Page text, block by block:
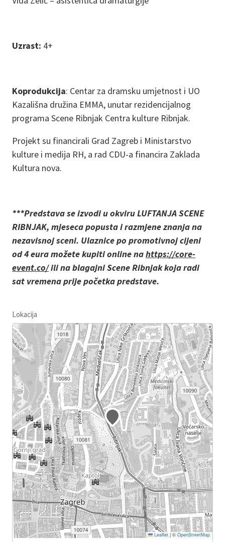
Uzrast: 4+
Koprodukcija: Centar za dramsku umjetnost i UO
Kazališna družina EMMA, unutar rezidencijalnog
programa Scene Ribnjak Centra kulture Ribnjak.
Projekt su financirali Grad Zagreb i Ministarstvo
kulture i medija RH, a rad CDU-a financira Zaklada
Kultura nova.
***Predstava se izvodi u okviru LUFTANJA SCENE
RIBNJAK, mjeseca popusta i razmjene znanja na
nezavisnoj sceni. Ulaznice po promotivnoj cijeni
od 4 eura možete kupiti online nahttps://core-
event.co/ili na blagajni Scene Ribnjak koja radi
sat vremena prije početka predstave.
Lokacija
Leaflet |© OpenStreetMap